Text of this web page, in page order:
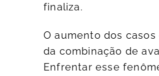
finaliza.
O aumento dos
da combinação de
Enfrentar esse